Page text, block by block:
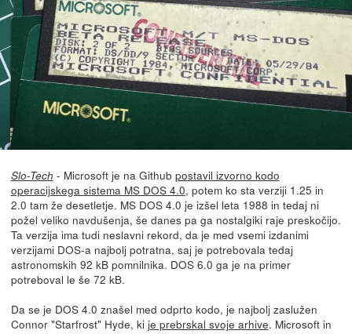
Slo-Tech - Microsoft je na Github postavil izvorno kodo
operacijskega sistema MS DOS 4.0, potem ko sta verziji 1.25 in
2.0 tam že desetletje. MS DOS 4.0 je izšel leta 1988 in tedaj ni
požel veliko navdušenja, še danes pa ga nostalgiki raje preskočijo.
Ta verzija ima tudi neslavni rekord, da je med vsemi izdanimi
verzijami DOS-a najbolj potratna, saj je potrebovala tedaj
astronomskih 92 kB pomnilnika. DOS 6.0 ga je na primer
potreboval le še 72 kB.
Da se je DOS 4.0 znašel med odprto kodo, je najbolj zaslužen
Connor "Starfrost" Hyde, ki je prebrskal svoje arhive. Microsoft in